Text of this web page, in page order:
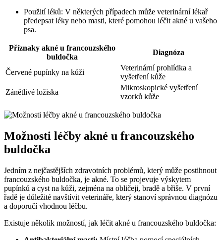
Použití léků: V některých případech může veterinární lékař
předepsat léky nebo masti, které pomohou léčit akné u vašeho
psa.
Příznaky akné u francouzského
buldočka
Diagnóza
Červené pupínky na kůži
Veterinární prohlídka a
vyšetření kůže
Zánětlivé ložiska
Mikroskopické vyšetření
vzorků kůže
Možnosti léčby akné u francouzského
buldočka
Jedním z nejčastějších zdravotních problémů, který může postihnout
francouzského buldočka, je akné. To se projevuje výskytem
pupínků a cyst na kůži, zejména na obličeji, bradě a břiše. V první
řadě je důležité navštívit veterináře, který stanoví správnou diagnózu
a doporučí vhodnou léčbu.
Existuje několik možností, jak léčit akné u francouzského buldočka: